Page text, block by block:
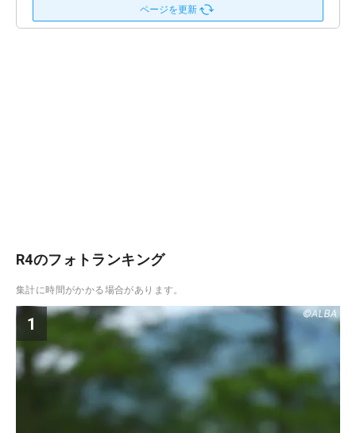
ページを更新
R4のフォトランキング
集計に時間がかかる場合があります。
1